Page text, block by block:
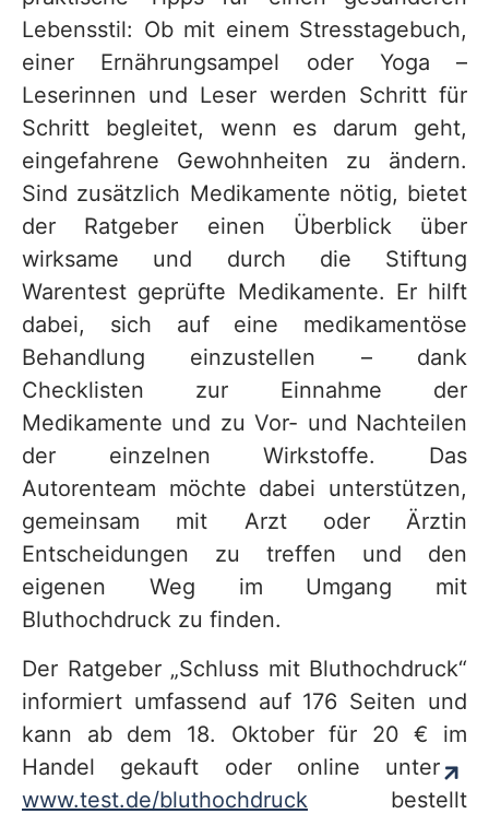
Lebensstil: Ob mit einem Stresstagebuch,
einer Ernährungsampel oder Yoga –
Leserinnen und Leser werden Schritt für
Schritt begleitet, wenn es darum geht,
eingefahrene Gewohnheiten zu ändern.
Sind zusätzlich Medikamente nötig, bietet
der Ratgeber einen Überblick über
wirksame und durch die Stiftung
Warentest geprüfte Medikamente. Er hilft
dabei, sich auf eine medikamentöse
Behandlung einzustellen – dank
Checklisten zur Einnahme der
Medikamente und zu Vor- und Nachteilen
der einzelnen Wirkstoffe. Das
Autorenteam möchte dabei unterstützen,
gemeinsam mit Arzt oder Ärztin
Entscheidungen zu treffen und den
eigenen Weg im Umgang mit
Bluthochdruck zu finden.
Der Ratgeber „Schluss mit Bluthochdruck“
informiert umfassend auf 176 Seiten und
kann ab dem 18. Oktober für 20 € im
Handel gekauft oder online unter
www.test.de/bluthochdruck bestellt